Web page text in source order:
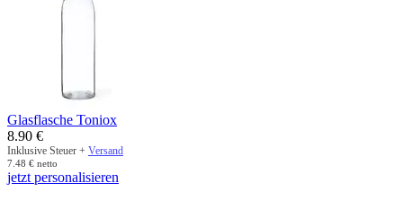
Glasflasche Toniox
8.90 €
Inklusive Steuer + Versand
7.48 € netto
jetzt personalisieren